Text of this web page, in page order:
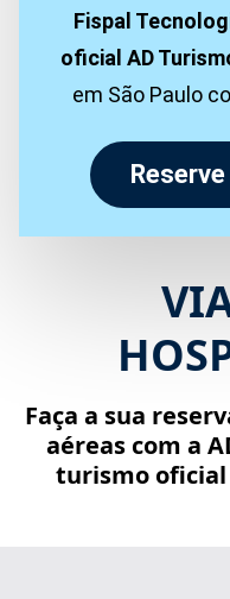
Fispal
oficial AD
em São Paulo
Faça a sua
aéreas com a
turismo oficial